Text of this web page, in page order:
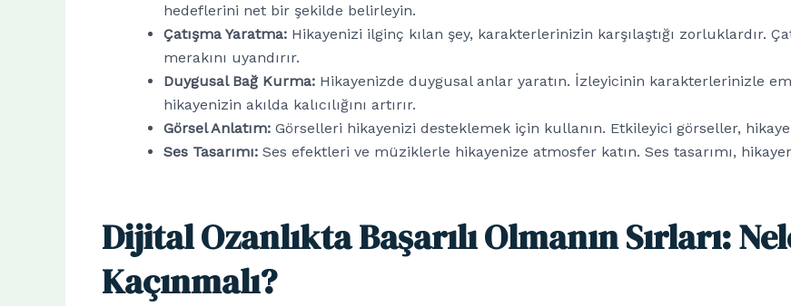
hedeflerini net bir şekilde belirleyin.
Çatışma Yaratma: Hikayenizi ilginç kılan şey, karakterlerinizin karşılaştığı zorluklardır.
merakını uyandırır.
Duygusal Bağ Kurma: Hikayenizde duygusal anlar yaratın. İzleyicinin karakterlerinizle
hikayenizin akılda kalıcılığını artırır.
Görsel Anlatım: Görselleri hikayenizi desteklemek için kullanın. Etkileyici görseller,
Ses Tasarımı: Ses efektleri ve müziklerle hikayenize atmosfer katın. Ses tasarımı,
Dijital Ozanlıkta Başarılı Olmanın Sırları:
Kaçınmalı?